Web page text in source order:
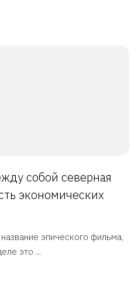
собой северная
экономических
эпического фильма,
это ...